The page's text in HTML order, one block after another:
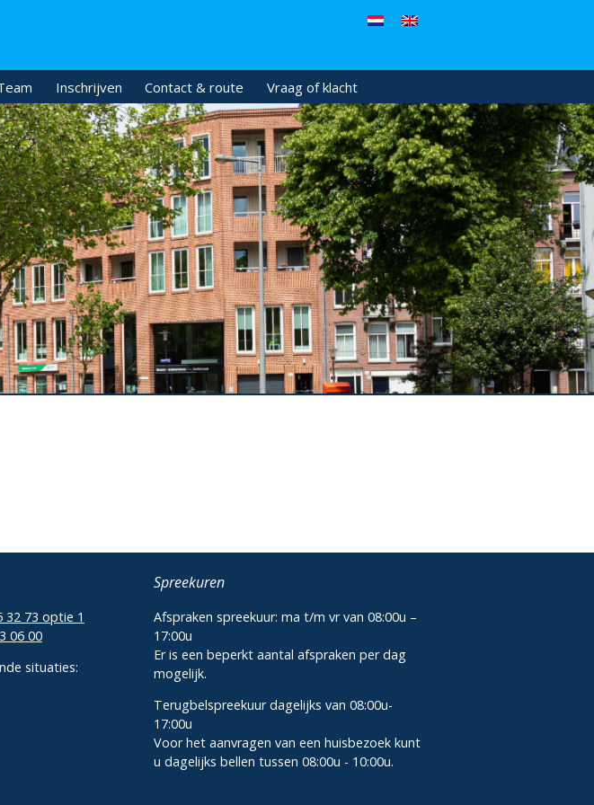
Inschrijven Contact & route Vraag of klacht
32 73 optie 1
06 00
situaties:
Spreekuren
Afspraken spreekuur: ma t/m vr van 08:00u –
17:00u
Er is een beperkt aantal afspraken per dag
mogelijk.
Terugbelspreekuur dagelijks van 08:00u-
17:00u
Voor het aanvragen van een huisbezoek kunt
u dagelijks bellen tussen 08:00u - 10:00u.